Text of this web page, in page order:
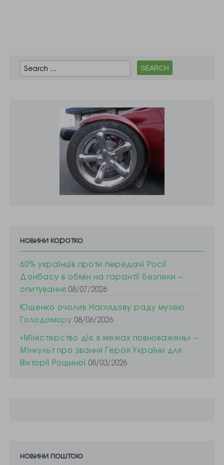
новини коротко
60% українців проти передачі Росії
Донбасу в обмін на гарантії безпеки –
опитування 08/07/2026
Ющенко очолив Наглядову раду музею
Голодомору 08/06/2026
«Міністерство діє в межах повноважень» –
Мінкульт про звання Героя України для
Вікторії Рощиної 08/03/2026
новини поштою